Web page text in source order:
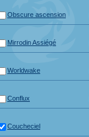
Obscure ascension
Mirrodin Assiégé
Worldwake
Conflux
Coucheciel